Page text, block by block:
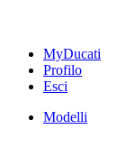
MyDucati
Profilo
Esci
Modelli